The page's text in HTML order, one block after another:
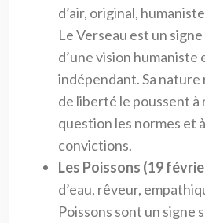
d’air, original,
Le Verseau est un
d’une vision humaniste
indépendant. Sa nature
de liberté le poussent
question les normes et
convictions.
Les Poissons (19
d’eau, rêveur,
Poissons sont un signe